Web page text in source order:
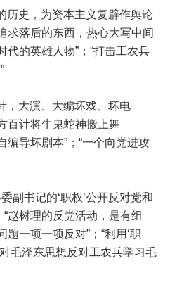
史，为资本主义复辟作舆论
求落后的东西，热心大写中间
代的英雄人物”；“打击工农兵
大演、大编坏戏、坏电
百计将牛鬼蛇神搬上舞
编导坏剧本”；“一个向党进攻
书记的‘职权’公开反对党和
赵树理的反党活动，是有组
题一项一项反对”；“利用‘职
毛泽东思想反对工农兵学习毛